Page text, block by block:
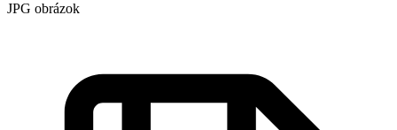
JPG obrázok